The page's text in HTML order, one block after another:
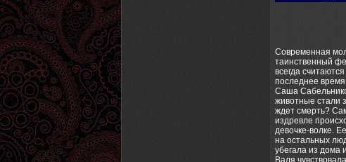
Современная
таинственный
всегда
последнее время
Саша
животные стали
ждет смерть?
издревле
девочке-волке.
на остальных
убегала из дома
Валя